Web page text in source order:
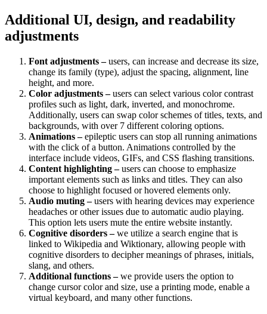
Additional UI, design, and readability
adjustments
Font adjustments –users, can increase and decrease its size,
change its family (type), adjust the spacing, alignment, line
height, and more.
Color adjustments –users can select various color contrast
profiles such as light, dark, inverted, and monochrome.
Additionally, users can swap color schemes of titles, texts, and
backgrounds, with over 7 different coloring options.
Animations –epileptic users can stop all running animations
with the click of a button. Animations controlled by the
interface include videos, GIFs, and CSS flashing transitions.
Content highlighting –users can choose to emphasize
important elements such as links and titles. They can also
choose to highlight focused or hovered elements only.
Audio muting –users with hearing devices may experience
headaches or other issues due to automatic audio playing.
This option lets users mute the entire website instantly.
Cognitive disorders –we utilize a search engine that is
linked to Wikipedia and Wiktionary, allowing people with
cognitive disorders to decipher meanings of phrases, initials,
slang, and others.
Additional functions –we provide users the option to
change cursor color and size, use a printing mode, enable a
virtual keyboard, and many other functions.